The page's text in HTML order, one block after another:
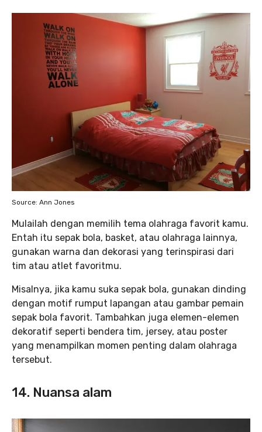
Source: Ann Jones
Mulailah dengan memilih tema olahraga favorit kamu.
Entah itu sepak bola, basket, atau olahraga lainnya,
gunakan warna dan dekorasi yang terinspirasi dari
tim atau atlet favoritmu.
Misalnya, jika kamu suka sepak bola, gunakan dinding
dengan motif rumput lapangan atau gambar pemain
sepak bola favorit. Tambahkan juga elemen-elemen
dekoratif seperti bendera tim, jersey, atau poster
yang menampilkan momen penting dalam olahraga
tersebut.
14. Nuansa alam